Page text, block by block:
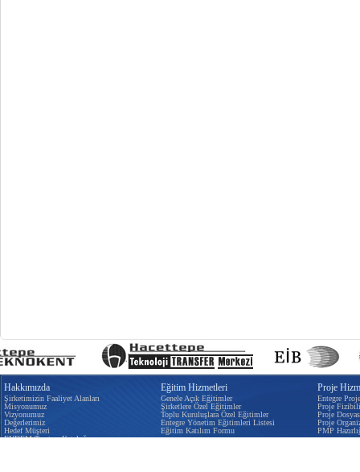
Hakkımızda
Şirketimizin Faaliyet Alanları
Misyonumuz
Vizyonumuz
Değerlerimiz
Hedef Müşteri
EYDEM Tanıtım Kataloğu
Eğitim Hizmetleri
Genele Açık Eğitimler
Şirketlere Özel Eğitimler
Toplu Kuruluşlara Özel Eğitimler
Entegre Yönetim Eğitimleri Listesi
Eğitim Katılım Formu
Proje
Entegre
Proje
Proje
Proje
PMP